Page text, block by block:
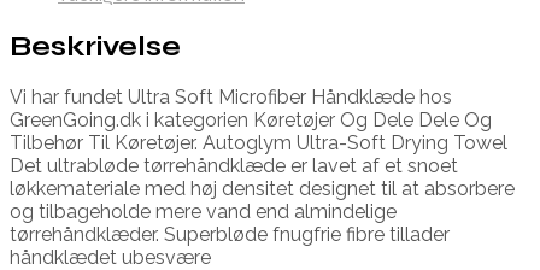
Beskrivelse
Vi har fundet Ultra Soft Microfiber Håndklæde hos
GreenGoing.dk i kategorien Køretøjer Og Dele Dele Og
Tilbehør Til Køretøjer. Autoglym Ultra-Soft Drying Towel
Det ultrabløde tørrehåndklæde er lavet af et snoet
løkkemateriale med høj densitet designet til at absorbere
og tilbageholde mere vand end almindelige
tørrehåndklæder. Superbløde fnugfrie fibre tillader
håndklædet ubesvære